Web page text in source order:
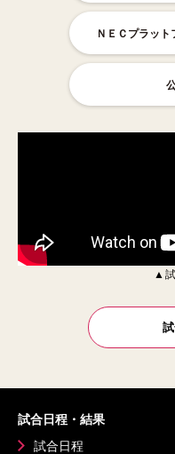
ＮＥＣプラッ
▲
試合日程・結果
試合日程